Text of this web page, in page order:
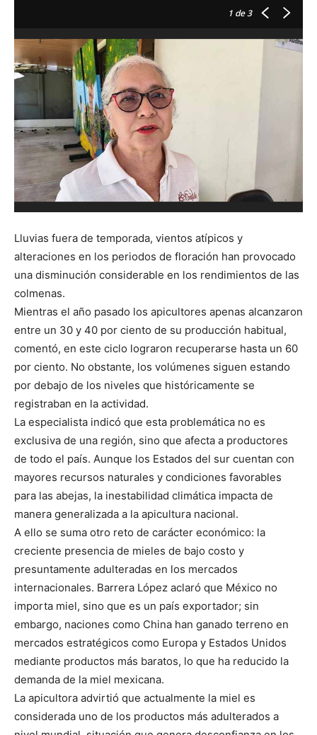
1 de 3
Lluvias fuera de temporada, vientos atípicos y
alteraciones en los periodos de floración han provocado
una disminución considerable en los rendimientos de las
colmenas.
Mientras el año pasado los apicultores apenas alcanzaron
entre un 30 y 40 por ciento de su producción habitual,
comentó, en este ciclo lograron recuperarse hasta un 60
por ciento. No obstante, los volúmenes siguen estando
por debajo de los niveles que históricamente se
registraban en la actividad.
La especialista indicó que esta problemática no es
exclusiva de una región, sino que afecta a productores
de todo el país. Aunque los Estados del sur cuentan con
mayores recursos naturales y condiciones favorables
para las abejas, la inestabilidad climática impacta de
manera generalizada a la apicultura nacional.
A ello se suma otro reto de carácter económico: la
creciente presencia de mieles de bajo costo y
presuntamente adulteradas en los mercados
internacionales. Barrera López aclaró que México no
importa miel, sino que es un país exportador; sin
embargo, naciones como China han ganado terreno en
mercados estratégicos como Europa y Estados Unidos
mediante productos más baratos, lo que ha reducido la
demanda de la miel mexicana.
La apicultora advirtió que actualmente la miel es
considerada uno de los productos más adulterados a